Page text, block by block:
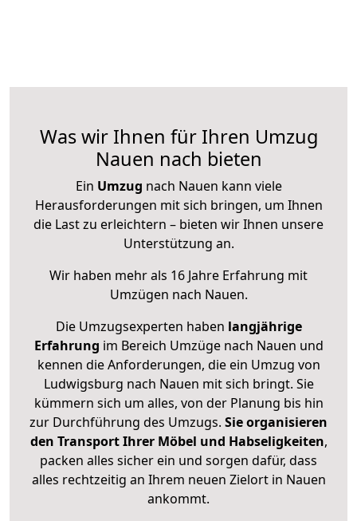
Was wir Ihnen für Ihren Umzug
Nauen nach bieten
Ein Umzug nach Nauen kann viele
Herausforderungen mit sich bringen, um Ihnen
die Last zu erleichtern – bieten wir Ihnen unsere
Unterstützung an.
Wir haben mehr als 16 Jahre Erfahrung mit
Umzügen nach Nauen.
Die Umzugsexperten haben langjährige
Erfahrung im Bereich Umzüge nach Nauen und
kennen die Anforderungen, die ein Umzug von
Ludwigsburg nach Nauen mit sich bringt. Sie
kümmern sich um alles, von der Planung bis hin
zur Durchführung des Umzugs. Sie organisieren
den Transport Ihrer Möbel und Habseligkeiten,
packen alles sicher ein und sorgen dafür, dass
alles rechtzeitig an Ihrem neuen Zielort in Nauen
ankommt.